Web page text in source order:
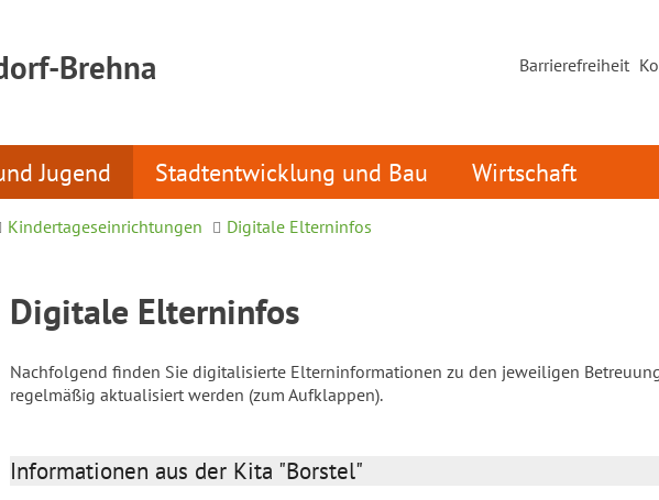
Brehna Barrierefreiheit
Jugend Stadtentwicklung und Bau Wirtschaft
Kindertageseinrichtungen Digitale Elterninfos
Digitale Elterninfos
Nachfolgend finden Sie digitalisierte Elterninformationen zu den jeweiligen
regelmäßig aktualisiert werden (zum Aufklappen).
Informationen aus der Kita "Borstel"